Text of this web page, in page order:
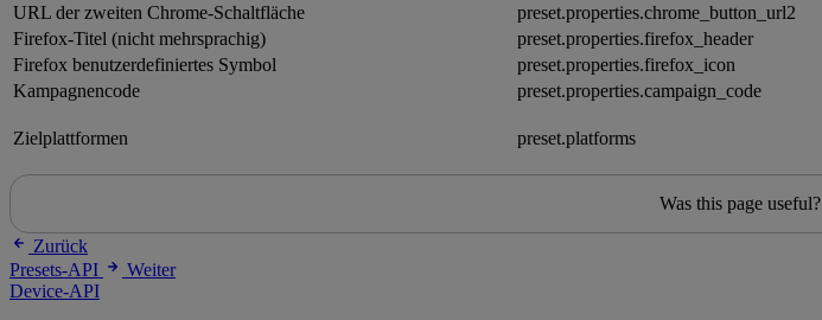
URL der zweiten Chrome-Schaltfläche
preset.properties.chrome_button_url2
Firefox-Titel (nicht mehrsprachig) preset.properties.firefox_header
Firefox benutzerdefiniertes Symbol
preset.properties.firefox_icon
Kampagnencode preset.properties.campaign_code
Zielplattformen preset.platforms
Was this page useful?
Zurück
Presets-API
Weiter
Device-API